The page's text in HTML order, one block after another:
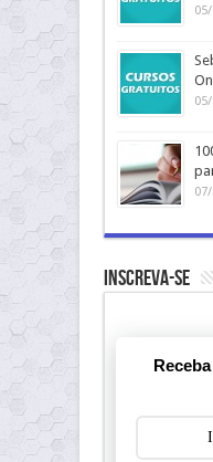
Inscreva-se